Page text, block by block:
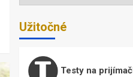
Užitočné
Testy na